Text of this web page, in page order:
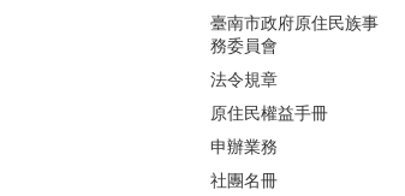
臺南市政府原住民族事
務委員會
法令規章
原住民權益手冊
申辦業務
社團名冊